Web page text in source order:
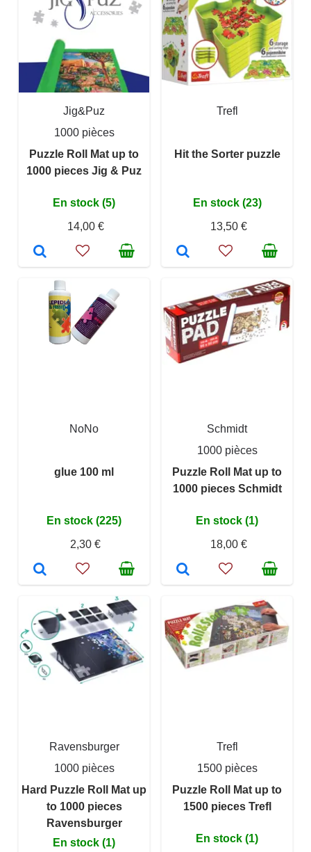
Jig&Puz
1000 pièces
Puzzle Roll Mat up to
1000 pieces Jig & Puz
En stock (5)
14,00 €
Trefl
Hit the Sorter puzzle
En stock (23)
13,50 €
NoNo
glue 100 ml
En stock (225)
2,30 €
Schmidt
1000 pièces
Puzzle Roll Mat up to
1000 pieces Schmidt
En stock (1)
18,00 €
Ravensburger
1000 pièces
Hard Puzzle Roll Mat up
to 1000 pieces
Ravensburger
En stock (1)
Trefl
1500 pièces
Puzzle Roll Mat up to
1500 pieces Trefl
En stock (1)